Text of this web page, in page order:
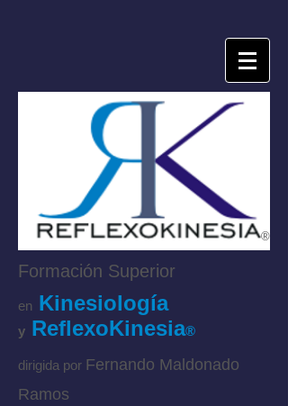
®
Formación Superior
en Kinesiología
y ReflexoKinesia®
dirigida por Fernando Maldonado
Ramos